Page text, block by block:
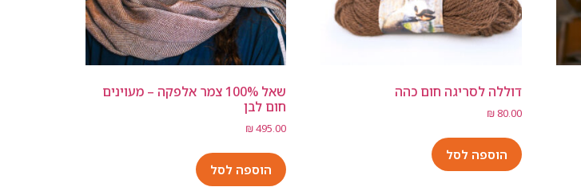
דוללה לסריגה חום כהה
₪80.00
הוספה לסל
שאל 100% צמר אלפקה – מעוינים
חום לבן
₪495.00
הוספה לסל